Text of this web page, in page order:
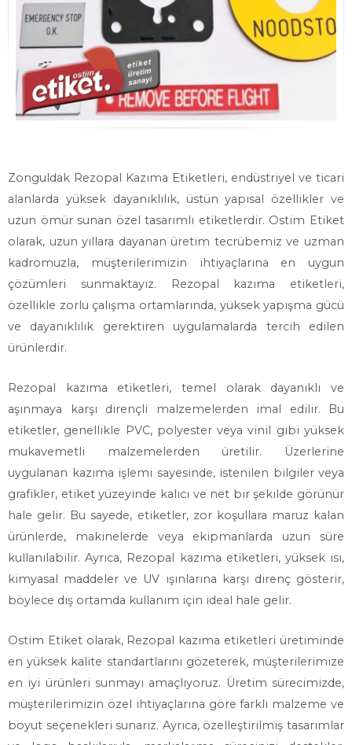
Zonguldak Rezopal Kazıma Etiketleri, endüstriyel ve ticari
alanlarda yüksek dayanıklılık, üstün yapısal özellikler ve
uzun ömür sunan özel tasarımlı etiketlerdir. Ostim Etiket
olarak, uzun yıllara dayanan üretim tecrübemiz ve uzman
kadromuzla, müşterilerimizin ihtiyaçlarına en uygun
çözümleri sunmaktayız. Rezopal kazıma etiketleri,
özellikle zorlu çalışma ortamlarında, yüksek yapışma gücü
ve dayanıklılık gerektiren uygulamalarda tercih edilen
ürünlerdir.
Rezopal kazıma etiketleri, temel olarak dayanıklı ve
aşınmaya karşı dirençli malzemelerden imal edilir. Bu
etiketler, genellikle PVC, polyester veya vinil gibi yüksek
mukavemetli malzemelerden üretilir. Üzerlerine
uygulanan kazıma işlemi sayesinde, istenilen bilgiler veya
grafikler, etiket yüzeyinde kalıcı ve net bir şekilde görünür
hale gelir. Bu sayede, etiketler, zor koşullara maruz kalan
ürünlerde, makinelerde veya ekipmanlarda uzun süre
kullanılabilir. Ayrıca, Rezopal kazıma etiketleri, yüksek ısı,
kimyasal maddeler ve UV ışınlarına karşı direnç gösterir,
böylece dış ortamda kullanım için ideal hale gelir.
Ostim Etiket olarak, Rezopal kazıma etiketleri üretiminde
en yüksek kalite standartlarını gözeterek, müşterilerimize
en iyi ürünleri sunmayı amaçlıyoruz. Üretim sürecimizde,
müşterilerimizin özel ihtiyaçlarına göre farklı malzeme ve
boyut seçenekleri sunarız. Ayrıca, özelleştirilmiş tasarımlar